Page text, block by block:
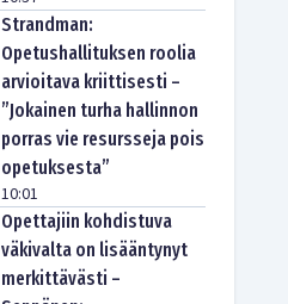
Strandman:
Opetushallituksen roolia
arvioitava kriittisesti –
”Jokainen turha hallinnon
porras vie resursseja pois
opetuksesta”
10:01
Opettajiin kohdistuva
väkivalta on lisääntynyt
merkittävästi –